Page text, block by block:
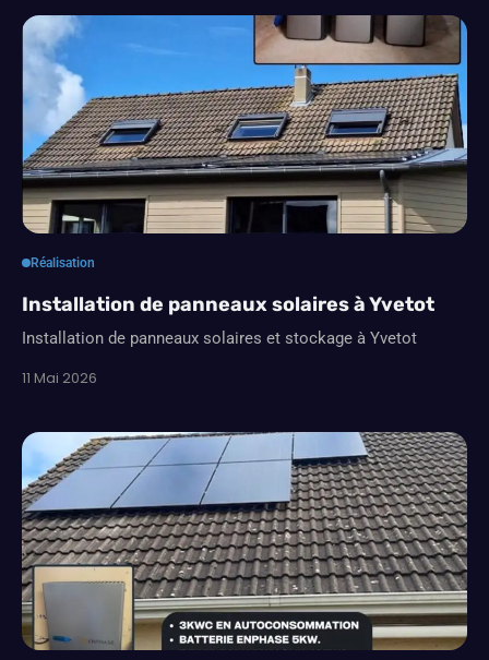
Réalisation
Installation de panneaux solaires à Yvetot
Installation de panneaux solaires et stockage à Yvetot
11 Mai 2026